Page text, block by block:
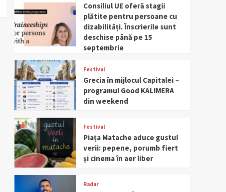
Consiliul UE oferă stagii
plătite pentru persoane cu
dizabilități. Înscrierile sunt
deschise până pe 15
septembrie
Festival
Grecia în mijlocul Capitalei –
programul Good KALIMERA
din weekend
Festival
Piața Matache aduce gustul
verii: pepene, porumb fiert
și cinema în aer liber
Radar